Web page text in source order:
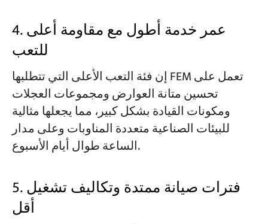
4. عمر خدمة أطول مع مقاومة أعلى
للتعب
إن فئة التعب الأعلى التي تتطلبها FEM تعمل على
تحسين متانة العوارض ومجموعات العجلات
ومكونات القيادة بشكل كبير، مما يجعلها مثالية
للبيئات الصناعية متعددة المناوبات وعلى مدار
الساعة طوال أيام الأسبوع.
5. فترات صيانة ممتدة وتكاليف تشغيل
أقل